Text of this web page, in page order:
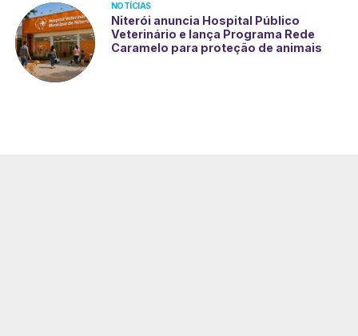
NOTÍCIAS
Niterói anuncia Hospital Público
Veterinário e lança Programa Rede
Caramelo para proteção de animais